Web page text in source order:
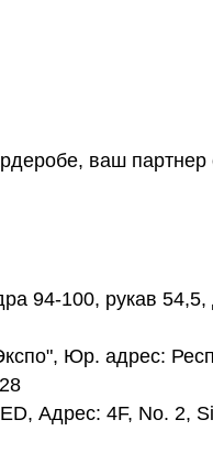
ваш партнер
94-100, рукав
Юр. адрес:
Адрес: 4F, No. 2,